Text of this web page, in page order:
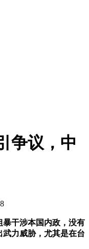
争议，中
干涉本国内政，没有
武力威胁，尤其是在台